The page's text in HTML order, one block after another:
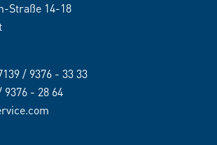
Straße 14-18
/ 9376 - 33 33
9376 - 28 64